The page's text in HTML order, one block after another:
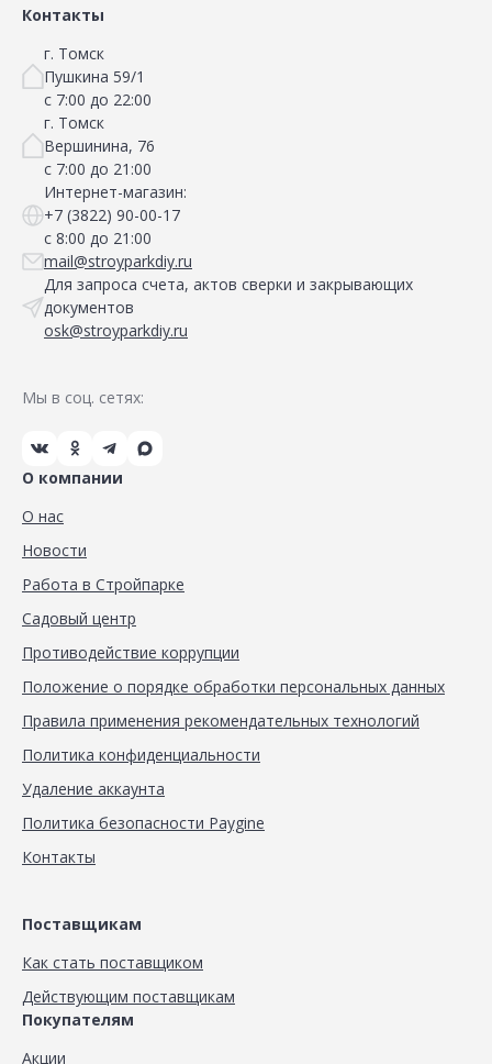
Контакты
г. Томск
Пушкина 59/1
с 7:00 до 22:00
г. Томск
Вершинина, 76
с 7:00 до 21:00
Интернет-магазин:
+7 (3822) 90-00-17
с 8:00 до 21:00
mail@stroyparkdiy.ru
Для запроса счета, актов сверки и закрывающих
документов
osk@stroyparkdiy.ru
Мы в соц. сетях:
О компании
О нас
Новости
Работа в Стройпарке
Садовый центр
Противодействие коррупции
Положение о порядке обработки персональных данных
Правила применения рекомендательных технологий
Политика конфиденциальности
Удаление аккаунта
Политика безопасности Paygine
Контакты
Поставщикам
Как стать поставщиком
Действующим поставщикам
Покупателям
Акции